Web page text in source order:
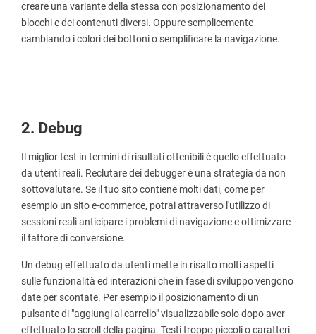
creare una variante della stessa con posizionamento dei
blocchi e dei contenuti diversi. Oppure semplicemente
cambiando i colori dei bottoni o semplificare la navigazione.
2. Debug
Il miglior test in termini di risultati ottenibili è quello effettuato
da utenti reali. Reclutare dei debugger è una strategia da non
sottovalutare. Se il tuo sito contiene molti dati, come per
esempio un sito e-commerce, potrai attraverso l'utilizzo di
sessioni reali anticipare i problemi di navigazione e ottimizzare
il fattore di conversione.
Un debug effettuato da utenti mette in risalto molti aspetti
sulle funzionalità ed interazioni che in fase di sviluppo vengono
date per scontate. Per esempio il posizionamento di un
pulsante di "aggiungi al carrello" visualizzabile solo dopo aver
effettuato lo scroll della pagina. Testi troppo piccoli o caratteri